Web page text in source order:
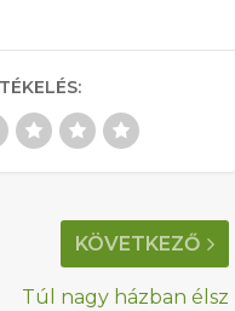
KÖVETKEZŐ
Túl nagy házban élsz